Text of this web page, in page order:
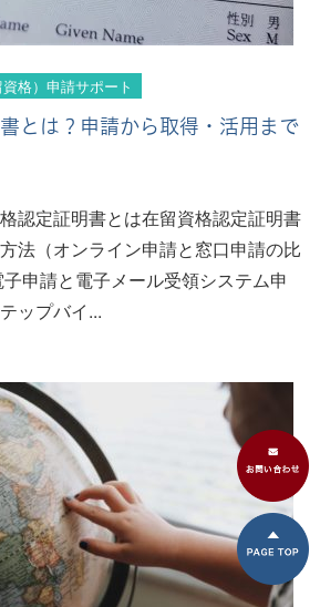
格）申請サポート
とは？申請から取得・活用まで
定証明書とは在留資格認定証明書
法（オンライン申請と窓口申請の比
申請と電子メール受領システム申
ップバイ...